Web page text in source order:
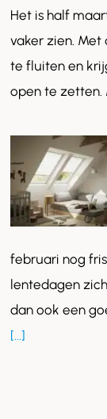
Het is half
vaker zien.
te fluiten en
open te zetten.
februari nog
lentedagen
dan ook een
[...]